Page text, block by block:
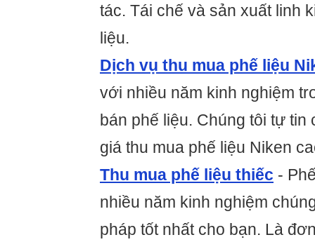
tác. Tái chế và sản xuất linh
liệu.
Dịch vụ thu mua phế liệu
với nhiều năm kinh nghiệm
bán phế liệu. Chúng tôi tự
giá thu mua phế liệu Niken
Thu mua phế liệu thiếc -
nhiều năm kinh nghiệm
pháp tốt nhất cho bạn. Là